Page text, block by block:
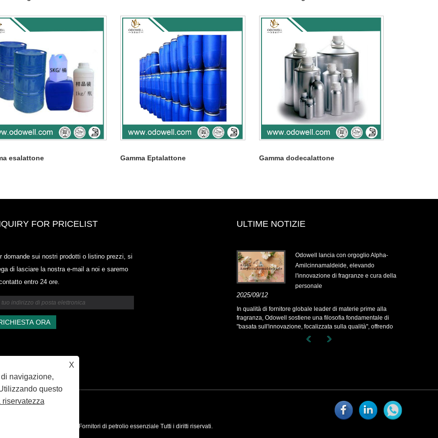
esalattone Gamma Eptalattone Gamma dodecalattone
FOR PRICELIST
domande sui nostri prodotti o listino prezzi, si
di lasciare la nostra e-mail a noi e saremo
entro 24 ore.
ULTIME NOTIZIE
Odowell-Market Price List-2025.6.14-
2025.07.25
Odowell lancia con orgoglio Alpha-
Amilcinnamaldeide, elevando
l'innovazione di fragranze e cura della
personale
2025/09/12
In qualità di fornitore globale leader di materie prime alla
fragranza, Odowell sostiene una filosofia fondamentale di
"basata sull'innovazione, focalizzata sulla qualità", offrendo
costantemente soluzioni di fragranze superiori ai clienti in tutto
Ingredient Producter, Fornitori di petrolio essenziale Tutti i diritti riservati.
X
navigazione,
questo